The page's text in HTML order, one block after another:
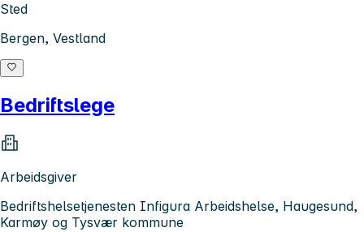
Sted
Bergen, Vestland
Bedriftslege
Arbeidsgiver
Bedriftshelsetjenesten Infigura Arbeidshelse, Haugesund,
Karmøy og Tysvær kommune